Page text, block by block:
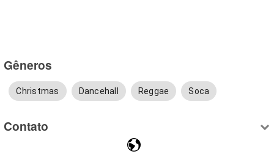
Gêneros
Christmas Dancehall Reggae Soca
Contato